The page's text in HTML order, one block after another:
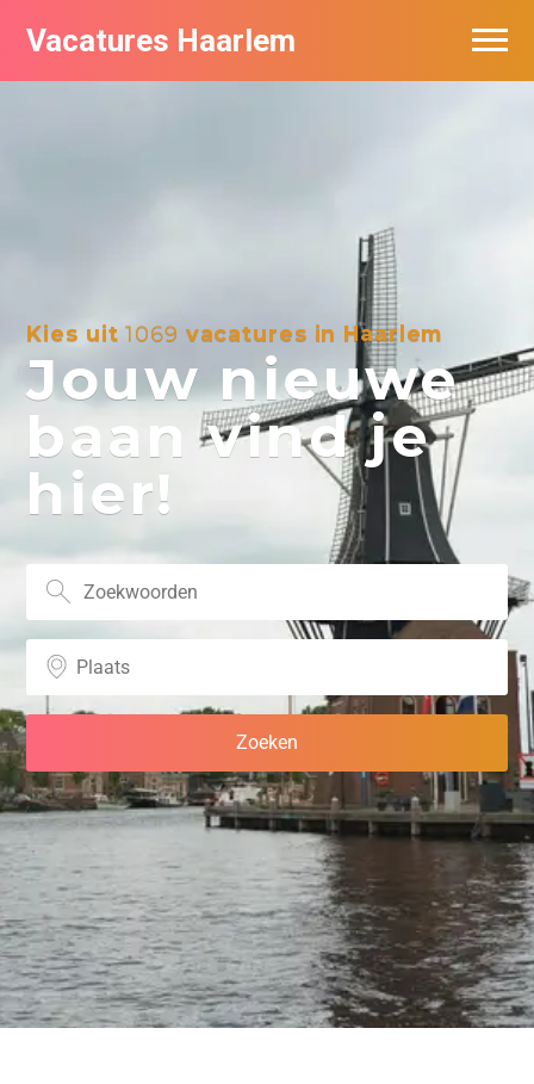
Vacatures Haarlem
Kies uit1069 vacatures in Haarlem
Jouw nieuwe
baan vind je
hier!
Vacatures per bedrijf in Haarlem